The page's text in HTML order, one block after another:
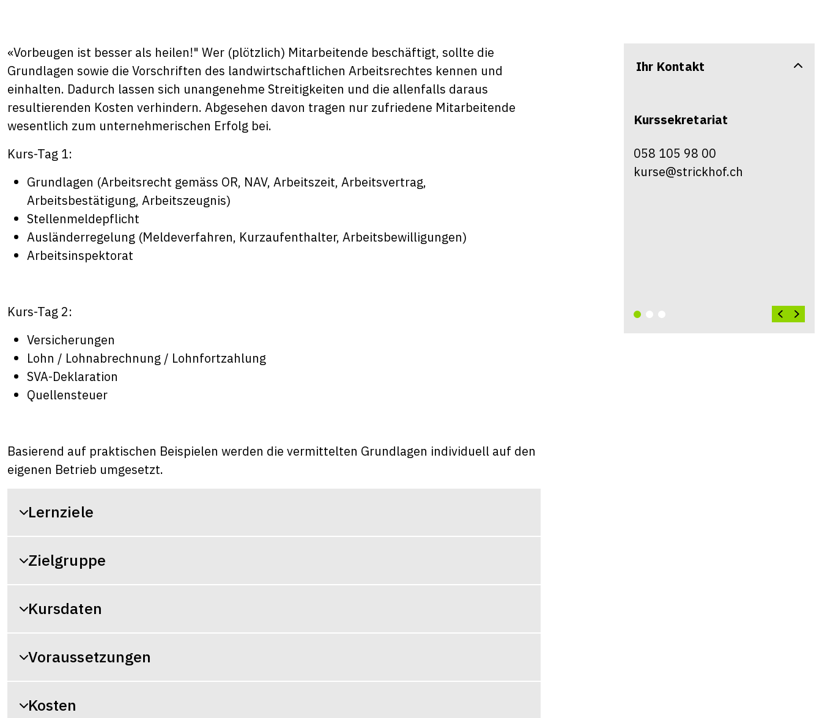
«Vorbeugen ist besser als heilen!" Wer (plötzlich) Mitarbeitende beschäftigt, sollte die
Grundlagen sowie die Vorschriften des landwirtschaftlichen Arbeitsrechtes kennen und
einhalten. Dadurch lassen sich unangenehme Streitigkeiten und die allenfalls daraus
resultierenden Kosten verhindern. Abgesehen davon tragen nur zufriedene Mitarbeitende
wesentlich zum unternehmerischen Erfolg bei.
Kurs-Tag 1:
Grundlagen (Arbeitsrecht gemäss OR, NAV, Arbeitszeit, Arbeitsvertrag,
Arbeitsbestätigung, Arbeitszeugnis)
Stellenmeldepflicht
Ausländerregelung (Meldeverfahren, Kurzaufenthalter, Arbeitsbewilligungen)
Arbeitsinspektorat
Kurs-Tag 2:
Versicherungen
Lohn / Lohnabrechnung / Lohnfortzahlung
SVA-Deklaration
Quellensteuer
Basierend auf praktischen Beispielen werden die vermittelten Grundlagen individuell auf den
eigenen Betrieb umgesetzt.
Lernziele
Zielgruppe
Kursdaten
Voraussetzungen
Kosten
Ihr Kontakt
Kurssekretariat
058 105 98 00
kurse@strickhof.ch